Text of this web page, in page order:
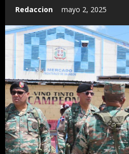
Redaccion mayo 2, 2025